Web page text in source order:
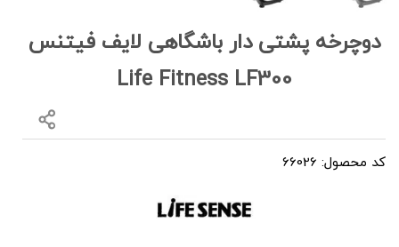
دوچرخه پشتی دار باشگاهی لایف فیتنس
Life Fitness LF300
کد محصول: 66026